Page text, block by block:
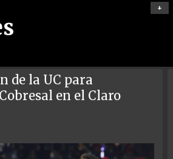
+
de la UC para
en el Claro